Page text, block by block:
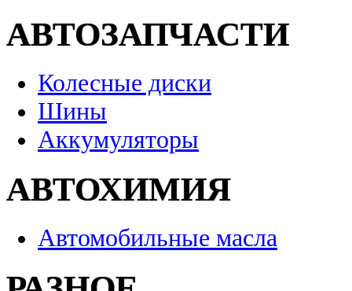
АВТОЗАПЧАСТИ
Колесные диски
Шины
Аккумуляторы
АВТОХИМИЯ
Автомобильные масла